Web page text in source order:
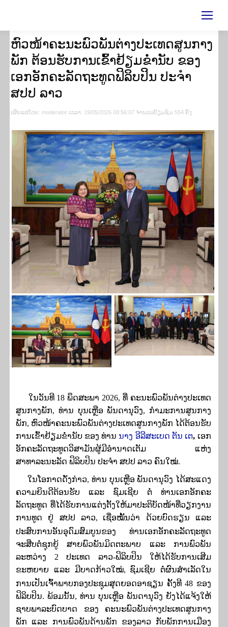
ຫົວໜ້າຄະນະພົວພັນຕ່າງປະເທດສູນກາງ
ພັກ ຕ້ອນຮັບການເຂົ້າຢ້ຽມຂໍ່ານັບ ຂອງ
ເອກອັກຄະລັດຖະທູດຟິລິບປິນ ປະຈຳ
ສປປ ລາວ
ເຜີຍ​ແຜ່​ໂດຍ​: moderator ເວ​ລາ: 19/05/2026 08:56:07 ຈຳ​ນວນ​​ຢ້ຽມ​ຊົມ 554 ຄັ້ງ
ໃນ​​​ວັນ​ທີ 18 ພຶດສະພາ 2026, ທີ່ ຄະນະ​ພົວພັນ​ຕ່າງປະ​ເທດ​
ສູນ​ກາ​ງພັກ, ທ່ານ ບຸນເຫຼືອ ພັນດານຸວົງ, ກໍາມະການສູນກາງ
ພັກ, ຫົວໜ້າ​ຄະນະ​ພົວພັນ​ຕ່າງປະ​ເທດ​ສູນ​ກາງ​ພັກ ​ໄດ້​ຕ້ອນຮັບ
ການ​ເຂົ້າ​ຢ້ຽມຂໍ່ານັບ​ ຂອງທ່ານ ນາງ ອີລີສະເບດ ຕັນ ເຕ, ເອກ
ອັກຄະລັດຖະທູດວິສາມັນຜູ້ມີອໍານາດເຕັມ ແຫ່ງ
ສາທາລະນະລັດ ຟິລິບປິນ ປະຈໍາ ສປປ ລາວ ຄົນໃໝ່.
ໃນໂອກາດດັ່ງກ່າວ, ທ່ານ ບຸນເຫຼືອ ພັນດານຸວົງ ໄດ້ສະ​ແດງ​
ຄວາມຍິນດີຕ້ອນຮັບ ແລະ ​ຊົມ​ເຊີຍ ຕໍ່ ທ່ານເອກອັກຄະ
ລັດຖະທູດ ທີ່​ໄດ້​ຮັບການແຕ່ງຕັ້ງໃຫ້ມາປະຕິບັດໜ້າທີ່ວຽກງານ
ການທູດ ຢູ່ ສປປ ລາວ,
​ເຊື່ອ​ໝັ້ນ​ວ່າ ດ້ວຍບົດຮຽນ ແລະ
ປະສົບການອັນອຸດົມສົມບູນຂອງ ທ່ານ​ເອກ​ອັກ​​ຄະລັດຖະທູດ
ຈະ​ສືບ​​ຕໍ່ຊຸກຍູ້ ສາຍພົວພັນມິດຕະພາບ ແລະ ການພົວພັນ
ລະຫວ່າງ 2 ປະເທດ ລາວ-ຟິລິບປິນ ໃຫ້ໄດ້ຮັບການເສີມ
ຂະຫຍາຍ ແລະ ມີບາດກ້າວໃໝ່, ຊົມເຊີຍ ຕໍ່ຜົນສໍາເລັດໃນ
ການເປັນເຈົ້າພາບກອງປະຊຸມສຸດຍອດອາຊຽນ ຄັ້ງທີ48 ຂອງ
ຟິລິບປິນ. ພ້ອມນັ້ນ, ທ່ານ ບຸນເຫຼືອ ພັນດານຸວົງ ຍັງໄດ້ແຈ້ງໃຫ້
ຊາບພາລະບົດບາດ ຂອງ ຄະນະພົວພັນຕ່າງປະເທດສູນກາງ
ພັກ ແລະ ການພົວພັນດ້ານພັກ ຂອງລາວ ກັບພັກການເມືອງ